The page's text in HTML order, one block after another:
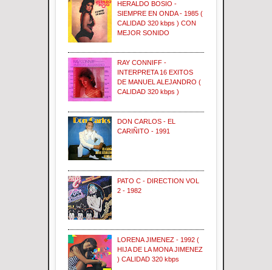
HERALDO BOSIO -
SIEMPRE EN ONDA - 1985 (
CALIDAD 320 kbps ) CON
MEJOR SONIDO
RAY CONNIFF -
INTERPRETA 16 EXITOS
DE MANUEL ALEJANDRO (
CALIDAD 320 kbps )
DON CARLOS - EL
CARIÑITO - 1991
PATO C - DIRECTION VOL
2 - 1982
LORENA JIMENEZ - 1992 (
HIJA DE LA MONA JIMENEZ
) CALIDAD 320 kbps